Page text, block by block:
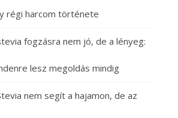
régi harcom története
fogzásra nem jó, de a lényeg:
lesz megoldás mindig
nem segít a hajamon, de az